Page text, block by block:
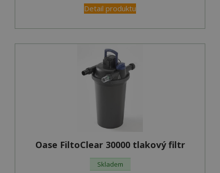
Detail produktu
Oase FiltoClear 30000 tlakový filtr
Skladem